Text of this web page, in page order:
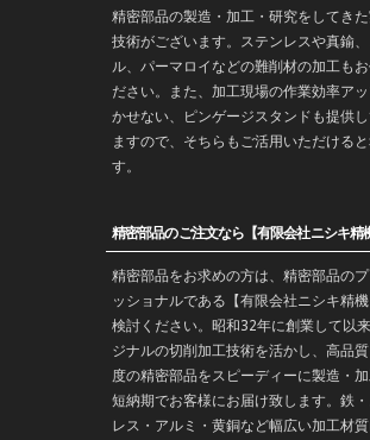
精密部品の製造・ 加工 ・ 研究をしてき
技術がございます。 ステンレスや真鍮
ル、パーマロイなどの難削材の加工もお
ださい。また、加工現場の作業効率ア
かせない、ピンゲージスタンドも提供し
ますので、そちらもご活用いただける
す。
精密部品のご注文なら【有限会社ニシキ精
精密部品をお求めの方は、精密部品の
ッショナルである【有限会社ニシキ精
検討ください。昭和32年に創業して以
ジナルの切削加工技術を活かし、高品
度の精密部品をスピーディーに製造・加
短納期でお客様にお届け致します。鉄
レス・アルミ・黄銅など幅広い加工材